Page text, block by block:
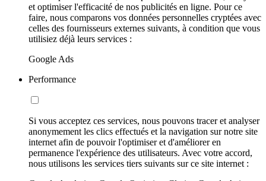
et optimiser l'efficacité de nos publicités en ligne. Pour ce
faire, nous comparons vos données personnelles cryptées avec
celles des fournisseurs externes suivants, à condition que vous
utilisiez déjà leurs services :
Google Ads
Performance
Si vous acceptez ces services, nous pouvons tracer et analyser
anonymement les clics effectués et la navigation sur notre site
internet afin de pouvoir l'optimiser et d'améliorer en
permanence l'expérience des utilisateurs. Avec votre accord,
nous utilisons les services tiers suivants sur ce site internet :